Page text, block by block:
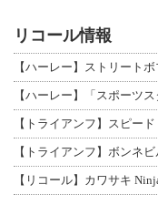
リコール情報
【ハーレー】ストリート
【トライアンフ】スピー
【リコール】カワサキ